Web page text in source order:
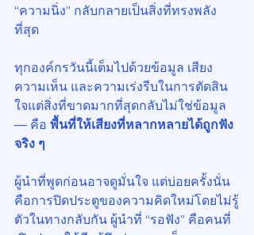
“ความนิ่ง” กลับกลายเป็นสิ่งที่ทรงพลัง
ที่สุด
ทุกองค์กรวันนี้เต็มไปด้วยข้อมูล เสียง
ความเห็น และความเร่งรีบในการตัดสิน
ใจแต่สิ่งที่ขาดมากที่สุดกลับไม่ใช่ข้อมูล
— คือ พื้นที่ให้เสียงที่หลากหลายได้ถูกฟัง
จริง ๆ
ผู้นำที่พูดก่อนอาจดูมั่นใจ แต่บ่อยครั้งนั่น
คือการปิดประตูของความคิดใหม่โดยไม่รู้
ตัวในทางกลับกัน ผู้นำที่ “รอฟัง” คือคนที่